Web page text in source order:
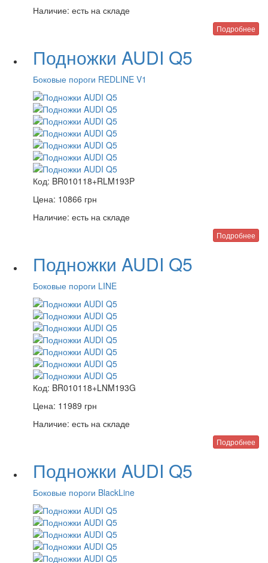
Наличие: есть на складе
Подробнее
Подножки AUDI Q5
Боковые пороги REDLINE V1
Код: BR010118+RLM193P
Цена: 10866 грн
Наличие: есть на складе
Подробнее
Подножки AUDI Q5
Боковые пороги LINE
Код: BR010118+LNM193G
Цена: 11989 грн
Наличие: есть на складе
Подробнее
Подножки AUDI Q5
Боковые пороги BlackLine